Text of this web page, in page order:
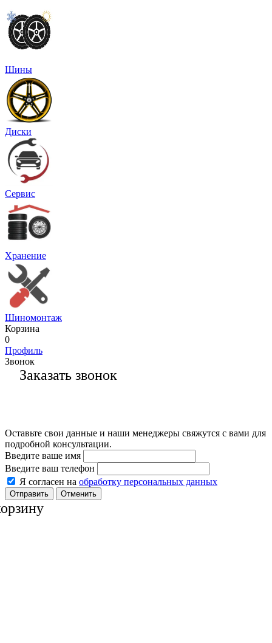
Шины
Диски
Сервис
Хранение
Шиномонтаж
Корзина
0
Профиль
Звонок
Заказать звонок
Оставьте свои данные и наши менеджеры свяжутся с вами для
подробной консультации.
Введите ваше имя
Введите ваш телефон
Я согласен на обработку персональных данных
Отменить